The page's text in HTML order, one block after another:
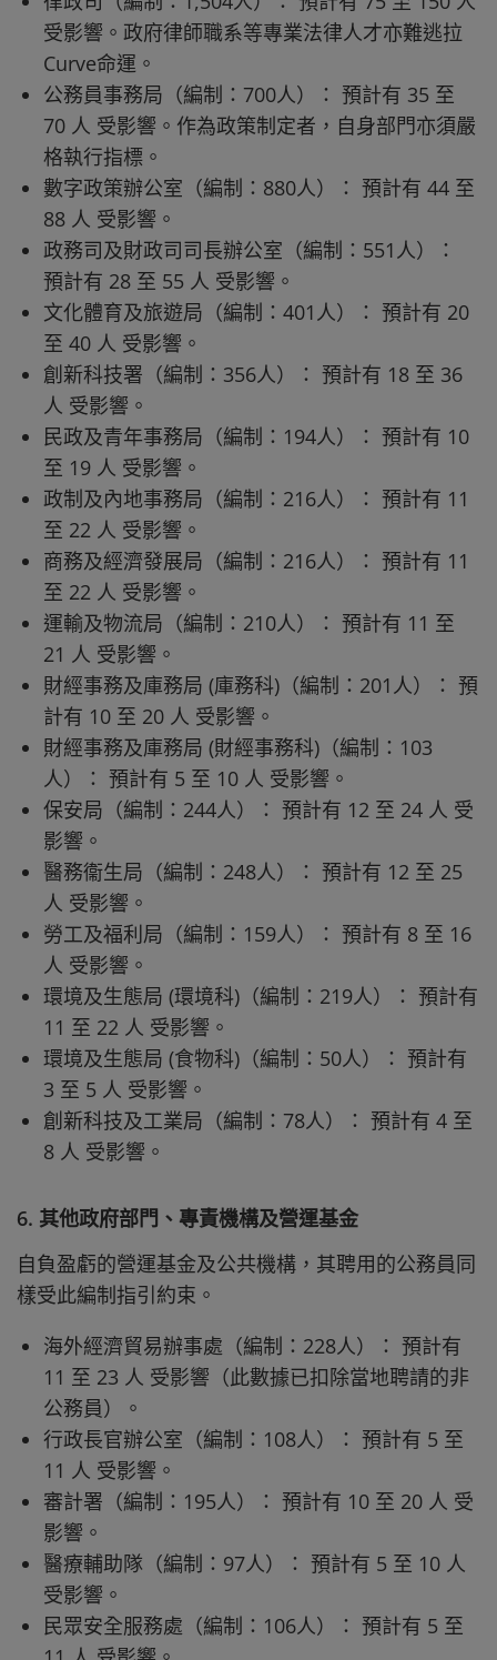
受影響。政府律師職系等專業法律人才亦難逃拉
Curve命運。
公務員事務局（編制：700人）： 預計有 35 至
70 人 受影響。作為政策制定者，自身部門亦須嚴
格執行指標。
數字政策辦公室（編制：880人）： 預計有 44 至
88 人 受影響。
政務司及財政司司長辦公室（編制：551人）：
預計有 28 至 55 人 受影響。
文化體育及旅遊局（編制：401人）： 預計有 20
至 40 人 受影響。
創新科技署（編制：356人）： 預計有 18 至 36
人 受影響。
民政及青年事務局（編制：194人）： 預計有 10
至 19 人 受影響。
政制及內地事務局（編制：216人）： 預計有 11
至 22 人 受影響。
商務及經濟發展局（編制：216人）： 預計有 11
至 22 人 受影響。
運輸及物流局（編制：210人）： 預計有 11 至
21 人 受影響。
財經事務及庫務局 (庫務科)（編制：201人）： 預
計有 10 至 20 人 受影響。
財經事務及庫務局 (財經事務科)（編制：103
人）： 預計有 5 至 10 人 受影響。
保安局（編制：244人）： 預計有 12 至 24 人 受
影響。
醫務衞生局（編制：248人）： 預計有 12 至 25
人 受影響。
勞工及福利局（編制：159人）： 預計有 8 至 16
人 受影響。
環境及生態局 (環境科)（編制：219人）： 預計有
11 至 22 人 受影響。
環境及生態局 (食物科)（編制：50人）： 預計有
3 至 5 人 受影響。
創新科技及工業局（編制：78人）： 預計有 4 至
8 人 受影響。
6. 其他政府部門、專責機構及營運基金
自負盈虧的營運基金及公共機構，其聘用的公務員同
樣受此編制指引約束。
海外經濟貿易辦事處（編制：228人）： 預計有
11 至 23 人 受影響（此數據已扣除當地聘請的非
公務員）。
行政長官辦公室（編制：108人）： 預計有 5 至
11 人 受影響。
審計署（編制：195人）： 預計有 10 至 20 人 受
影響。
醫療輔助隊（編制：97人）： 預計有 5 至 10 人
受影響。
民眾安全服務處（編制：106人）： 預計有 5 至